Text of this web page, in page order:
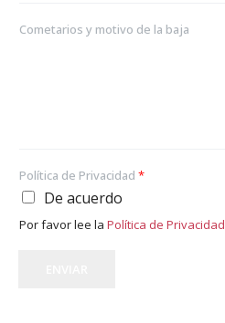
Cometarios y motivo de la baja
Política de Privacidad *
De acuerdo
Por favor lee la Política de Privacidad